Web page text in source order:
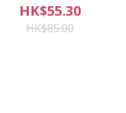
HK$55.30
HK$85.00